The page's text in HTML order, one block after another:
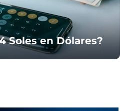
Soles en Dólares?